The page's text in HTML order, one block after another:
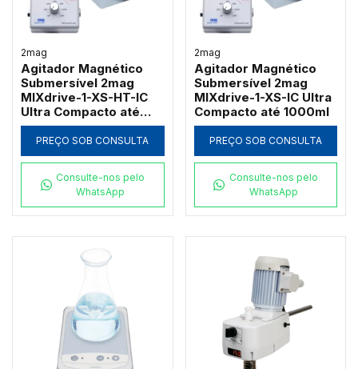
2mag
Agitador Magnético
Submersível 2mag
MIXdrive-1-XS-HT-IC
Ultra Compacto até
1000ml
PREÇO SOB CONSULTA
Consulte-nos pelo
WhatsApp
2mag
Agitador Magnético
Submersível 2mag
MIXdrive-1-XS-IC Ultra
Compacto até 1000ml
PREÇO SOB CONSULTA
Consulte-nos pelo
WhatsApp